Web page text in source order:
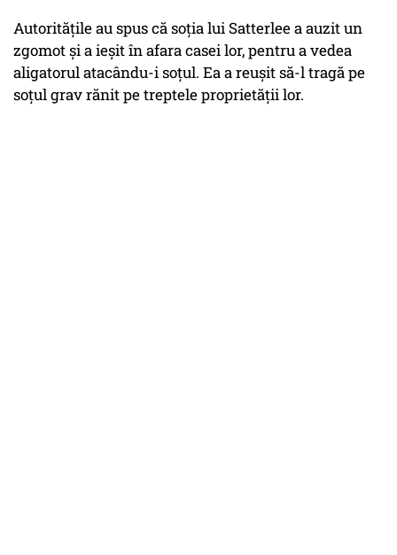
Autoritățile au spus că soția lui Satterlee a auzit un
zgomot și a ieșit în afara casei lor, pentru a vedea
aligatorul atacându-i soțul. Ea a reușit să-l tragă pe
soțul grav rănit pe treptele proprietății lor.